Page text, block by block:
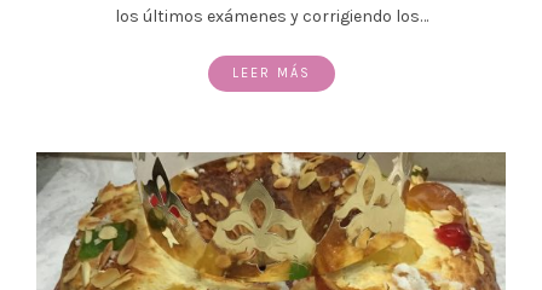
los últimos exámenes y corrigiendo los…
LEER MÁS